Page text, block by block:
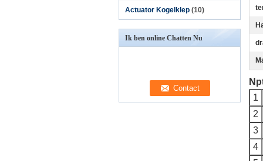
Actuator Kogelklep (10)
Ik ben online Chatten Nu
1
2
3
4